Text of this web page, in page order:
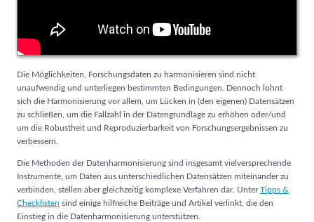
Die Möglichkeiten, Forschungsdaten zu harmonisieren sind nicht
unaufwendig und unterliegen bestimmten Bedingungen. Dennoch lohnt
sich die Harmonisierung vor allem, um Lücken in (den eigenen) Datensätzen
zu schließen, um die Fallzahl in der Datengrundlage zu erhöhen oder/und
um die Robustheit und Reproduzierbarkeit von Forschungsergebnissen zu
verbessern.
Die Methoden der Datenharmonisierung sind insgesamt vielversprechende
Instrumente, um Daten aus unterschiedlichen Datensätzen miteinander zu
verbinden, stellen aber gleichzeitig komplexe Verfahren dar. UnterTipps &
Checklisten sind einige hilfreiche Beiträge und Artikel verlinkt, die den
Einstieg in die Datenharmonisierung unterstützen.